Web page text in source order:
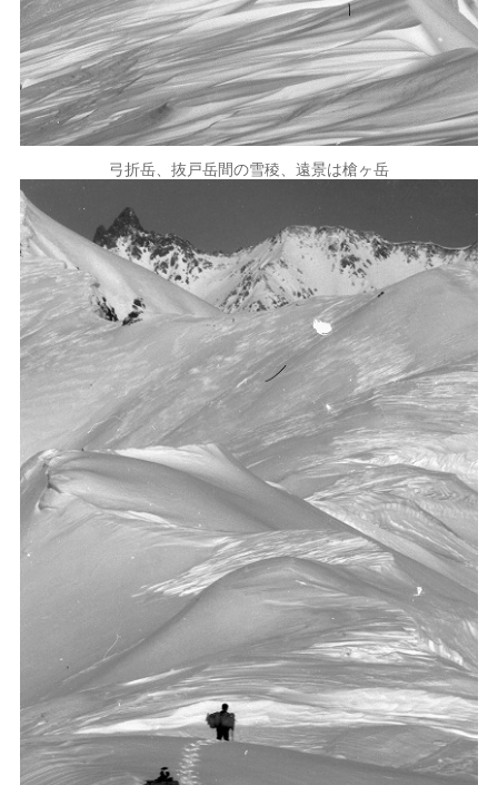
弓折岳、抜戸岳間の雪稜、遠景は槍ヶ岳